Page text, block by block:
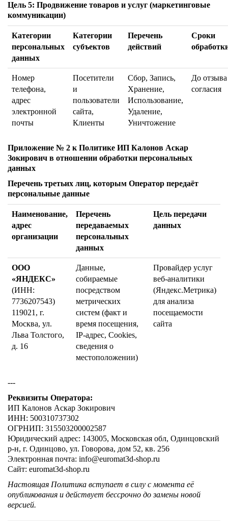
Цель 5: Продвижение товаров и услуг (маркетинговые
коммуникации)
Категории
персональных
данных
Категории
субъектов
Перечень
действий
Сроки
Номер
телефона,
адрес
электронной
почты
Посетители
и
пользователи
сайта,
Клиенты
Сбор, Запись,
Хранение,
Использование,
Удаление,
Уничтожение
До отзыва
согласия
Приложение № 2 к Политике ИП Калонов Аскар
Зокирович в отношении обработки персональных
данных
Перечень третьих лиц, которым Оператор передаёт
персональные данные
Наименование,
адрес
организации
Перечень
передаваемых
персональных
данных
Цель передачи
данных
ООО
«ЯНДЕКС»
(ИНН:
7736207543)
119021, г.
Москва, ул.
Льва Толстого,
д. 16
Данные,
собираемые
посредством
метрических
систем (факт и
время посещения,
IP-адрес, Cookies,
сведения о
местоположении)
Провайдер услуг
веб-аналитики
(Яндекс.Метрика)
для анализа
посещаемости
сайта
---
Реквизиты Оператора:
ИП Калонов Аскар Зокирович
ИНН: 500310737302
ОГРНИП: 315503200002587
Юридический адрес: 143005, Московская обл, Одинцовский
р-н, г. Одинцово, ул. Говорова, дом 52, кв. 256
Электронная почта: info@euromat3d-shop.ru
Сайт: euromat3d-shop.ru
Настоящая Политика вступает в силу с момента её
опубликования и действует бессрочно до замены новой
версией.